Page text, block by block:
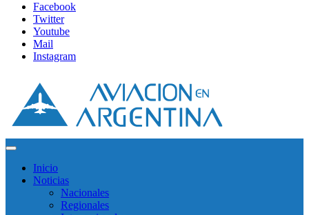
Facebook
Twitter
Youtube
Mail
Instagram
Inicio
Noticias
Nacionales
Regionales